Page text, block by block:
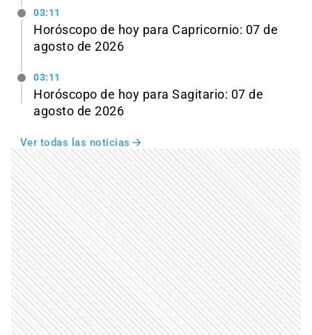
03:11
Horóscopo de hoy para Capricornio: 07 de
agosto de 2026
03:11
Horóscopo de hoy para Sagitario: 07 de
agosto de 2026
Ver todas las noticias